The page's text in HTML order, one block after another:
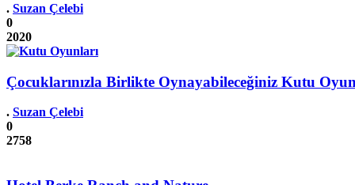
. Suzan Çelebi
0
2020
Çocuklarınızla Birlikte Oynayabileceğiniz Kutu
. Suzan Çelebi
0
2758